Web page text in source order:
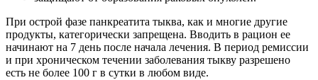
При острой фазе панкреатита тыква, как и многие другие
продукты, категорически запрещена. Вводить в рацион ее
начинают на 7 день после начала лечения. В период ремиссии
и при хроническом течении заболевания тыкву разрешено
есть не более 100 г в сутки в любом виде.